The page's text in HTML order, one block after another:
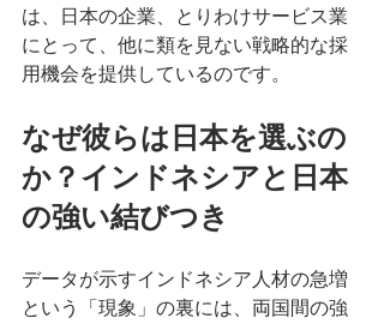
は、日本の企業、とりわけサービス業
にとって、他に類を見ない戦略的な採
用機会を提供しているのです。
なぜ彼らは日本を選ぶの
か？インドネシアと日本
の強い結びつき
データが示すインドネシア人材の急増
という「現象」の裏には、両国間の強